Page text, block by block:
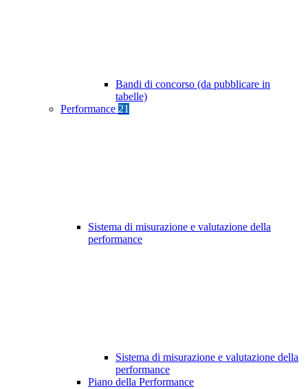
Bandi di concorso (da pubblicare in
tabelle)
Performance 21
Sistema di misurazione e valutazione della
performance
Sistema di misurazione e valutazione della
performance
Piano della Performance